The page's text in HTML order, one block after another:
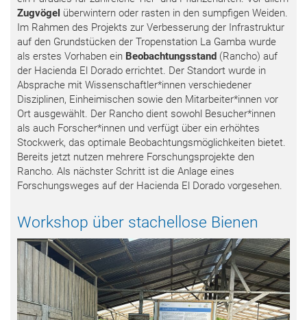
Zugvögel überwintern oder rasten in den sumpfigen Weiden.
Im Rahmen des Projekts zur Verbesserung der Infrastruktur
auf den Grundstücken der Tropenstation La Gamba wurde
als erstes Vorhaben ein Beobachtungsstand (Rancho) auf
der Hacienda El Dorado errichtet. Der Standort wurde in
Absprache mit Wissenschaftler*innen verschiedener
Disziplinen, Einheimischen sowie den Mitarbeiter*innen vor
Ort ausgewählt. Der Rancho dient sowohl Besucher*innen
als auch Forscher*innen und verfügt über ein erhöhtes
Stockwerk, das optimale Beobachtungsmöglichkeiten bietet.
Bereits jetzt nutzen mehrere Forschungsprojekte den
Rancho. Als nächster Schritt ist die Anlage eines
Forschungsweges auf der Hacienda El Dorado vorgesehen.
Workshop über stachellose Bienen